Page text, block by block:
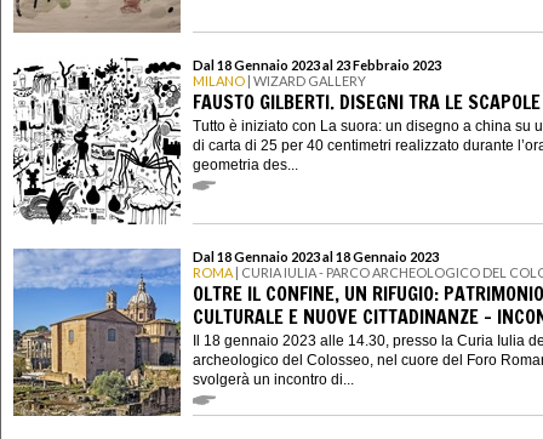
Dal 18 Gennaio 2023 al 23 Febbraio 2023
MILANO | WIZARD GALLERY
FAUSTO GILBERTI. DISEGNI TRA LE SCAPOLE
Tutto è iniziato con La suora: un disegno a china su
di carta di 25 per 40 centimetri realizzato durante
geometria des...
Dal 18 Gennaio 2023 al 18 Gennaio 2023
ROMA | CURIA IULIA - PARCO ARCHEOLOGICO DEL
OLTRE IL CONFINE, UN RIFUGIO: PATRIMONIO
CULTURALE E NUOVE CITTADINANZE -
Il 18 gennaio 2023 alle 14.30, presso la Curia Iulia
archeologico del Colosseo, nel cuore del Foro
svolgerà un incontro di...